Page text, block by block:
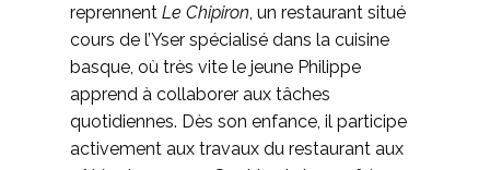
reprennent Le Chipiron, un restaurant situé
cours de l’Yser spécialisé dans la cuisine
basque, où très vite le jeune Philippe
apprend à collaborer aux tâches
quotidiennes. Dès son enfance, il participe
activement aux travaux du restaurant aux